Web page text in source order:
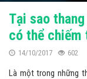
Tại sao
có thể
14/10/2017 602
Là một trong những